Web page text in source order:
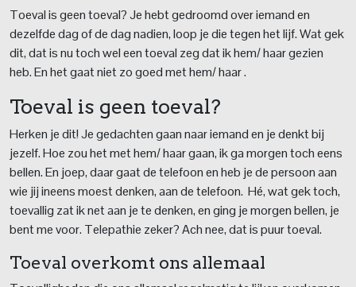
Toeval is geen toeval? Je hebt gedroomd over iemand en
dezelfde dag of de dag nadien, loop je die tegen het lijf. Wat gek
dit, dat is nu toch wel een toeval zeg dat ik hem/ haar gezien
heb. En het gaat niet zo goed met hem/ haar .
Toeval is geen toeval?
Herken je dit! Je gedachten gaan naar iemand en je denkt bij
jezelf. Hoe zou het met hem/ haar gaan, ik ga morgen toch eens
bellen. En joep, daar gaat de telefoon en heb je de persoon aan
wie jij ineens moest denken, aan de telefoon. Hé, wat gek toch,
toevallig zat ik net aan je te denken, en ging je morgen bellen, je
bent me voor. Telepathie zeker? Ach nee, dat is puur toeval.
Toeval overkomt ons allemaal